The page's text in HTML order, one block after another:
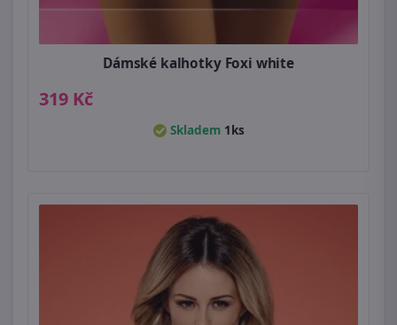
Dámské kalhotky Foxi white
319 Kč
Skladem 1ks